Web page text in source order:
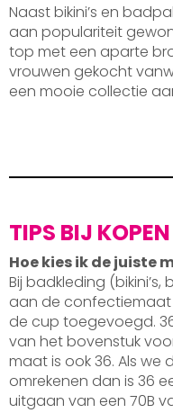
Naast bikini’s en
aan populariteit
top met een aparte
vrouwen gekocht
een mooie collectie
TIPS BIJ
Hoe kies ik de juiste
Bij badkleding
aan de
de cup toegevoegd.
van het bovenstuk
maat is ook 36. Als
omrekenen dan is 36
uitgaan van een 70B